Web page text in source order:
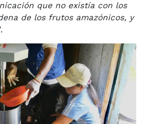
que no existía con los
de los frutos amazónicos, y